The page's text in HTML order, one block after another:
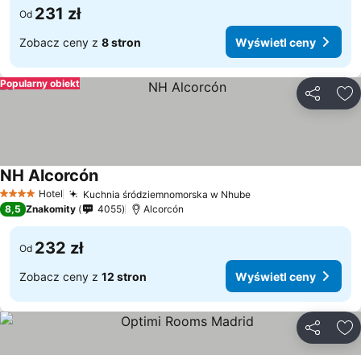
Od 231 zł
Zobacz ceny z 8 stron Wyświetl ceny
Popularny obiekt
4 KategoriaHotel Kuchnia śródziemnomorska w NhubeWyświetl ceny
NH AlcorcónWyświetl ceny
8,5 Znakomity 4055 Alcorcón
Od 232 zł
Zobacz ceny z 12 stron Wyświetl ceny